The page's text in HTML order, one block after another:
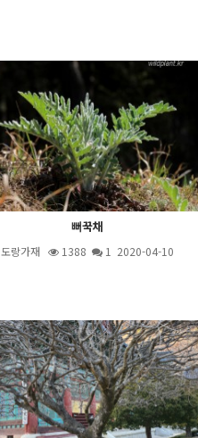
뻐꾹채
도랑가재 1388 1 2020-04-10